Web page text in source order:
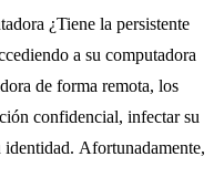
¿Tiene la persistente
a su computadora
de forma remota, los
confidencial, infectar su
Afortunadamente,